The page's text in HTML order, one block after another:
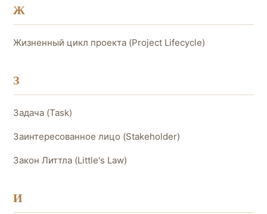
Ж
Жизненный цикл проекта (Project Lifecycle)
З
Задача (Task)
Заинтересованное лицо (Stakeholder)
Закон Литтла (Little's Law)
И